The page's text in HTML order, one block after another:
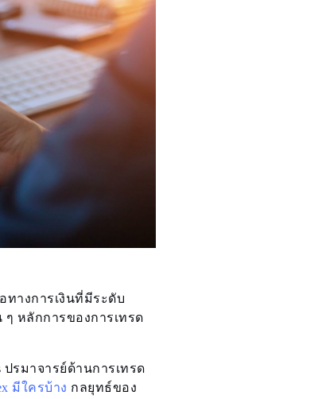
ทางการเงินที่มีระดับ
หลักการของการเทรด
ปรมาจารย์ด้านการเทรด
มีใครบ้าง กลยุทธ์ของ